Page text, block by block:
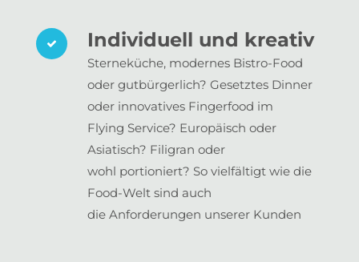
Individuell und kreativ
Sterneküche, modernes Bistro-Food
oder gutbürgerlich? Gesetztes Dinner
oder innovatives Fingerfood im
Flying Service? Europäisch oder
Asiatisch? Filigran oder
wohl portioniert? So vielfältigt wie die
Food-Welt sind auch
die Anforderungen unserer Kunden